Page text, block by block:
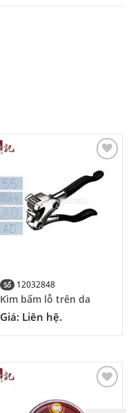
Add to
Wishlist
Số 12032848
Kìm bấm lỗ trên da
Giá: Liên hệ.